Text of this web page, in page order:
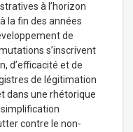
à l’horizon
la fin des années
de
s’inscrivent
d’efficacité et de
de légitimation
dans une rhétorique
contre le non-